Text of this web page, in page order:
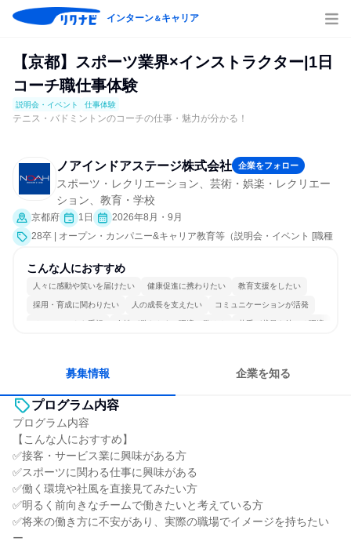
インターン＆キャリア
【京都】スポーツ業界×インストラクター|1日
コーチ職仕事体験
説明会・イベント 仕事体験
テニス・バドミントンのコーチの仕事・魅力が分かる！
ノアインドアステージ株式会社 企業をフォロー
スポーツ・レクリエーション、芸術・娯楽・レクリエー
ション、教育・学校
京都府 1日
2026年8月・9月
28卒 | オープン・カンパニー&キャリア教育等（説明会・イベント [職種
こんな人におすすめ
人々に感動や笑いを届けたい 健康促進に携わりたい 教育支援をしたい
採用・育成に関わりたい 人の成長を支えたい コミュニケーションが活発
チームワークを重視 女性が働きやすい環境で働ける 若手が裁量を持てる環境
募集情報 企業を知る
プログラム内容
プログラム内容
【こんな人におすすめ】
✅接客・サービス業に興味がある方
✅スポーツに関わる仕事に興味がある
✅働く環境や社風を直接見てみたい方
✅明るく前向きなチームで働きたいと考えている方
✅将来の働き方に不安があり、実際の職場でイメージを持ちたい
ー